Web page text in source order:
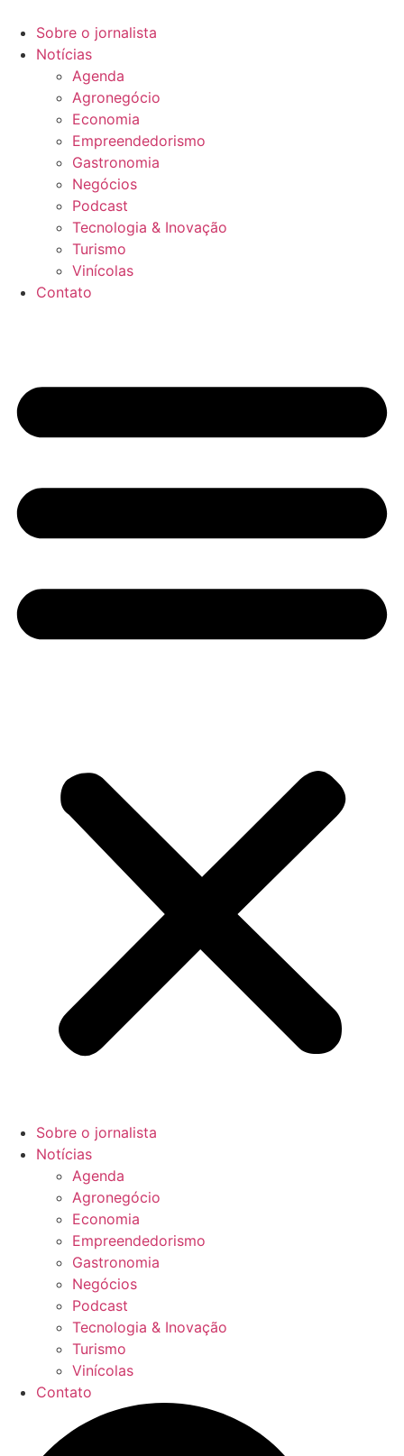
Sobre o jornalista
Notícias
Agenda
Agronegócio
Economia
Empreendedorismo
Gastronomia
Negócios
Podcast
Tecnologia & Inovação
Turismo
Vinícolas
Contato
Sobre o jornalista
Notícias
Agenda
Agronegócio
Economia
Empreendedorismo
Gastronomia
Negócios
Podcast
Tecnologia & Inovação
Turismo
Vinícolas
Contato